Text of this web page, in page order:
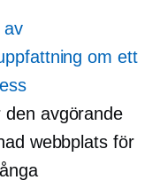
av
om ett
avgörande
webbplats för